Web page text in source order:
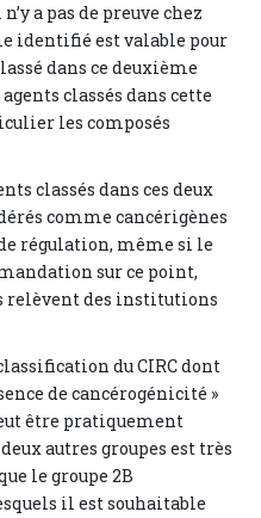
a pas de preuve chez
identifié est valable pour
dans ce deuxième
classés dans cette
les composés
classés dans ces deux
comme cancérigènes
régulation, même si le
sur ce point,
relèvent des institutions
du CIRC dont
de cancérogénicité »
être pratiquement
autres groupes est très
le groupe 2B
il est souhaitable